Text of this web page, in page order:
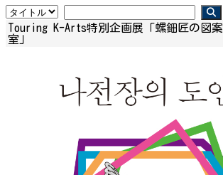
Touring K-Arts特別企画展「螺鈿匠の図案
室」